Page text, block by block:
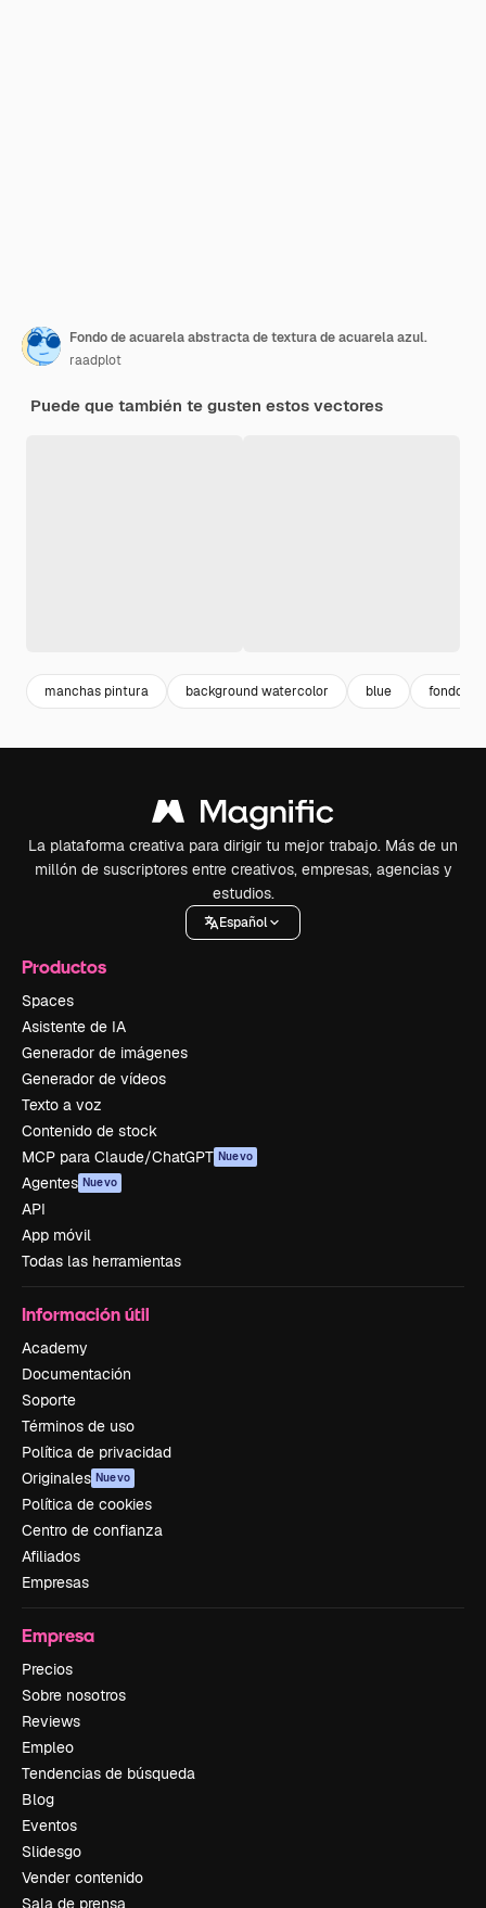
Fondo de acuarela abstracta de textura de acuarela azul.
raadplot
Puede que también te gusten estos vectores
manchas pintura background watercolor blue fondo
La plataforma creativa para dirigir tu mejor trabajo. Más de un
millón de suscriptores entre creativos, empresas, agencias y
estudios.
Español
Productos
Spaces
Asistente de IA
Generador de imágenes
Generador de vídeos
Texto a voz
Contenido de stock
MCP para Claude/ChatGPT Nuevo
Agentes Nuevo
API
App móvil
Todas las herramientas
Información útil
Academy
Documentación
Soporte
Términos de uso
Política de privacidad
Originales Nuevo
Política de cookies
Centro de confianza
Afiliados
Empresas
Empresa
Precios
Sobre nosotros
Reviews
Empleo
Tendencias de búsqueda
Blog
Eventos
Slidesgo
Vender contenido
Sala de prensa